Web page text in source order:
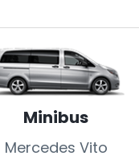
Minibus
Mercedes Vito